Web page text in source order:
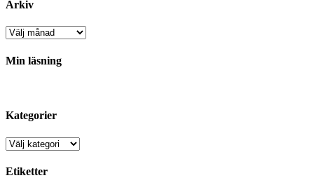
Arkiv
Arkiv
Min läsning
Kategorier
Kategorier
Etiketter